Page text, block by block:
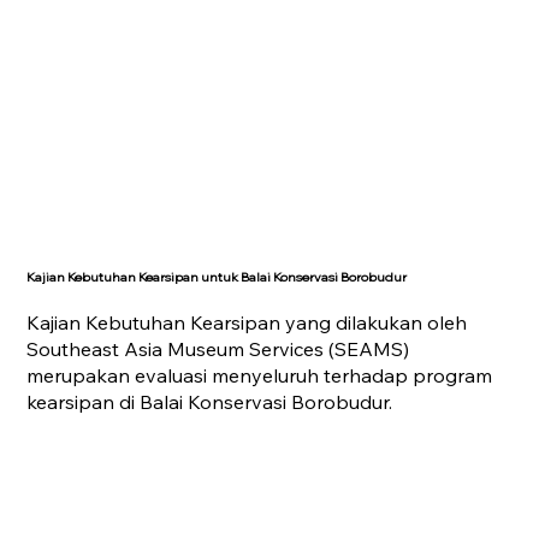
Kajian Kebutuhan Kearsipan untuk Balai Konservasi Borobudur
Kajian Kebutuhan Kearsipan yang dilakukan oleh
Southeast Asia Museum Services (SEAMS)
merupakan evaluasi menyeluruh terhadap program
kearsipan di Balai Konservasi Borobudur.